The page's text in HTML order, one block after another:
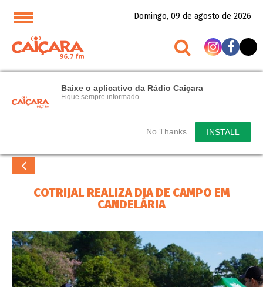
Baixe o aplicativo da Rádio Caiçara
Fique sempre informado.
No Thanks INSTALL
Domingo, 09 de agosto de 2026
COTRIJAL REALIZA DIA DE CAMPO EM
CANDELÁRIA